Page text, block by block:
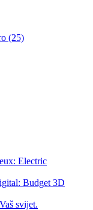
(25)
Electric
Budget 3D
svijet.